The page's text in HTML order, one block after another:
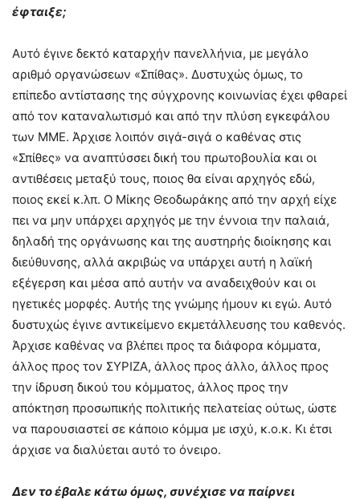
έφταιξε;
Αυτό έγινε δεκτό καταρχήν πανελλήνια, με μεγάλο
αριθμό οργανώσεων «Σπίθας». Δυστυχώς όμως, το
επίπεδο αντίστασης της σύγχρονης κοινωνίας έχει φθαρεί
από τον καταναλωτισμό και από την πλύση εγκεφάλου
των ΜΜΕ. Άρχισε λοιπόν σιγά-σιγά ο καθένας στις
«Σπίθες» να αναπτύσσει δική του πρωτοβουλία και οι
αντιθέσεις μεταξύ τους, ποιος θα είναι αρχηγός εδώ,
ποιος εκεί κ.λπ. Ο Μίκης Θεοδωράκης από την αρχή είχε
πει να μην υπάρχει αρχηγός με την έννοια την παλαιά,
δηλαδή της οργάνωσης και της αυστηρής διοίκησης και
διεύθυνσης, αλλά ακριβώς να υπάρχει αυτή η λαϊκή
εξέγερση και μέσα από αυτήν να αναδειχθούν και οι
ηγετικές μορφές. Αυτής της γνώμης ήμουν κι εγώ. Αυτό
δυστυχώς έγινε αντικείμενο εκμετάλλευσης του καθενός.
Άρχισε καθένας να βλέπει προς τα διάφορα κόμματα,
άλλος προς τον ΣΥΡΙΖΑ, άλλος προς άλλο, άλλος προς
την ίδρυση δικού του κόμματος, άλλος προς την
απόκτηση προσωπικής πολιτικής πελατείας ούτως, ώστε
να παρουσιαστεί σε κάποιο κόμμα με ισχύ, κ.ο.κ. Κι έτσι
άρχισε να διαλύεται αυτό το όνειρο.
Δεν το έβαλε κάτω όμως, συνέχισε να παίρνει